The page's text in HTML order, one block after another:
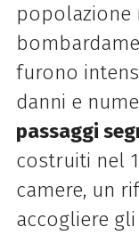
popolazione
furono
danni e
passaggi
costruiti nel
camere, un
accogliere